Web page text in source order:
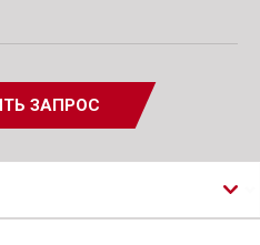
ЗАПРОС